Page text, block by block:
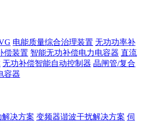
电能质量综合治理装置 无功功率补
偿装置 智能无功补偿电力电容器 直流
无功补偿智能自动控制器 晶闸管/复合
容器
决方案 变频器谐波干扰解决方案 伺